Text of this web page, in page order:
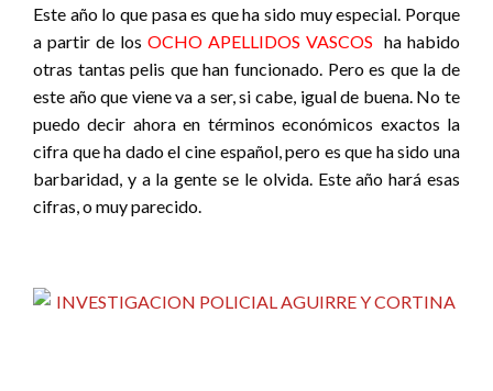
Este año lo que pasa es que ha sido muy especial. Porque
a partir de los OCHO APELLIDOS VASCOS ha habido
otras tantas pelis que han funcionado. Pero es que la de
este año que viene va a ser, si cabe, igual de buena. No te
puedo decir ahora en términos económicos exactos la
cifra que ha dado el cine español, pero es que ha sido una
barbaridad, y a la gente se le olvida. Este año hará esas
cifras, o muy parecido.